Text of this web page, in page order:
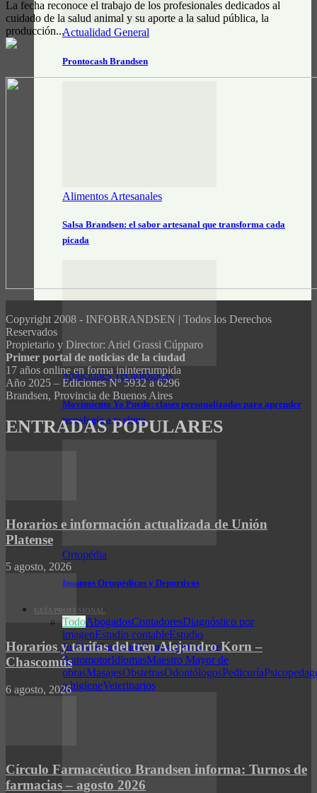
Actualidad General
Prontocash Brandsen
Alimentos Artesanales
Salsa Brandsen: el sabor artesanal que transforma cada
picada
Soluciones Tecnológicas
Movimiento Yo Puedo: clases personalizadas para aprender
tecnología a tu ritmo
Ortopédia
Insumos Ortopédicos y Deportivos
GUÍA PROFESIONAL
TodoAbogadosContadoresDiagnóstico por
imagenEstudio contableEstudio
JurídicoFonoaudiólogosGestoría del
AutomotorIdiomasMaestro Mayor de
obrasMasajesObstetrasOdontólogosPedicuría
e higieneVeterinarios
La fecha reconoce el trabajo de los profesionales dedicados al
cuidado de la salud animal y su aporte a la salud pública, la
producción...
Copyright 2008 - INFOBRANDSEN | Todos los Derechos
Reservados
Propietario y Director: Ariel Grassi Cúpparo
Primer portal de noticias de la ciudad
17 años online en forma ininterrumpida
Año 2025 – Ediciones Nº 5932 a 6296
Brandsen, Provincia de Buenos Aires
ENTRADAS POPULARES
Horarios e información actualizada de Unión
Platense
5 agosto, 2026
Horarios y tarifas del tren Alejandro Korn –
Chascomús
6 agosto, 2026
Círculo Farmacéutico Brandsen informa: Turnos de
farmacias – agosto 2026